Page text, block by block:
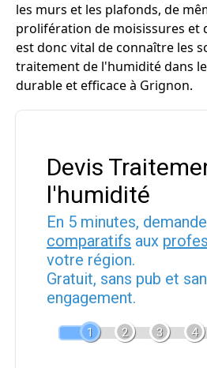
les murs et les plafonds, de
prolifération de moisissures et
est donc vital de connaître les
traitement de l'humidité dans
durable et efficace à Grignon.
Devis
l'humidité
En 5 minutes,
comparatifs aux
votre région.
Gratuit, sans pub et
engagement.
1 2 3 4